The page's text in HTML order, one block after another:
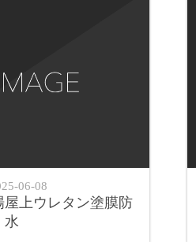
06-08
上ウレタン塗膜防
水